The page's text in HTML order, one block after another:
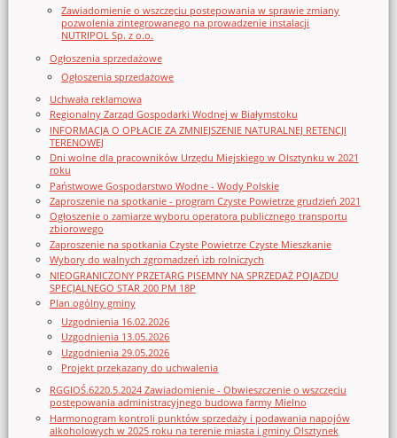
Zawiadomienie o wszczęciu postępowania w sprawie zmiany
pozwolenia zintegrowanego na prowadzenie instalacji
NUTRIPOL Sp. z o.o.
Ogłoszenia sprzedażowe
Ogłoszenia sprzedażowe
Uchwała reklamowa
Regionalny Zarząd Gospodarki Wodnej w Białymstoku
INFORMACJA O OPŁACIE ZA ZMNIEJSZENIE NATURALNEJ RETENCJI
TERENOWEJ
Dni wolne dla pracowników Urzędu Miejskiego w Olsztynku w 2021
roku
Państwowe Gospodarstwo Wodne - Wody Polskie
Zaproszenie na spotkanie - program Czyste Powietrze grudzień 2021
Ogłoszenie o zamiarze wyboru operatora publicznego transportu
zbiorowego
Zaproszenie na spotkania Czyste Powietrze Czyste Mieszkanie
Wybory do walnych zgromadzeń izb rolniczych
NIEOGRANICZONY PRZETARG PISEMNY NA SPRZEDAŻ POJAZDU
SPECJALNEGO STAR 200 PM 18P
Plan ogólny gminy
Uzgodnienia 16.02.2026
Uzgodnienia 13.05.2026
Uzgodnienia 29.05.2026
Projekt przekazany do uchwalenia
RGGIOŚ.6220.5.2024 Zawiadomienie - Obwieszczenie o wszczęciu
postępowania administracyjnego budowa farmy Mielno
Harmonogram kontroli punktów sprzedaży i podawania napojów
alkoholowych w 2025 roku na terenie miasta i gminy Olsztynek